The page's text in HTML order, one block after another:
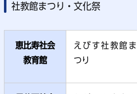
社教館まつり・文化祭
恵比寿社会
教育館
えびす社教館ま
つり